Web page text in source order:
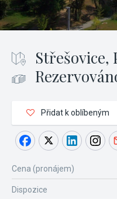
Střešovice,
Přidat k oblíbeným
Cena (pronájem)
Dispozice